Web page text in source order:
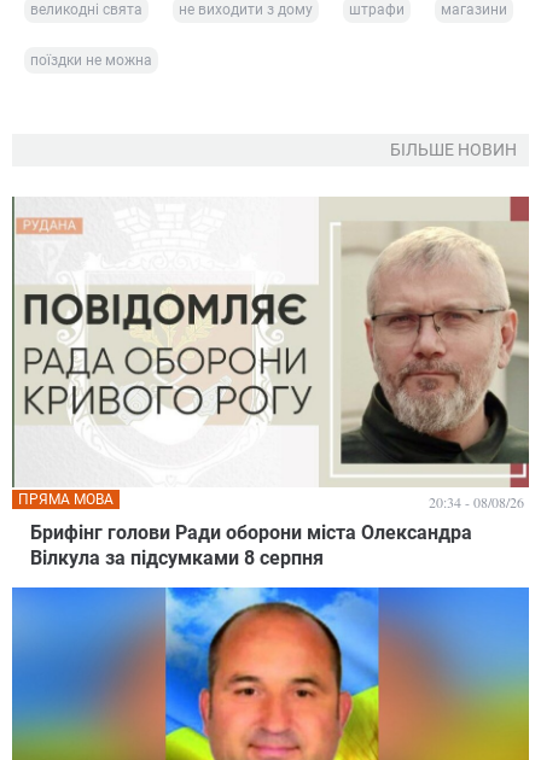
великодні свята не виходити з дому штрафи магазини
поїздки не можна
БІЛЬШЕ НОВИН
Брифінг голови Ради оборони міста Олександра
Вілкула за підсумками 8 серпня
ПРЯМА МОВА 20:34 - 08/08/26